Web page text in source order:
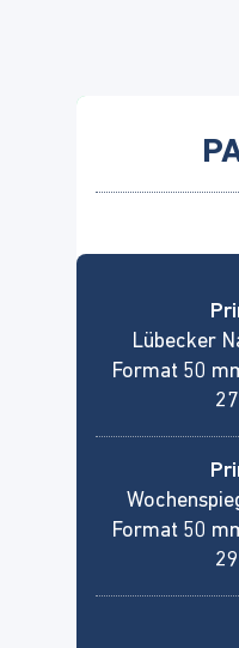
Lübecker
Format 50
Format 50